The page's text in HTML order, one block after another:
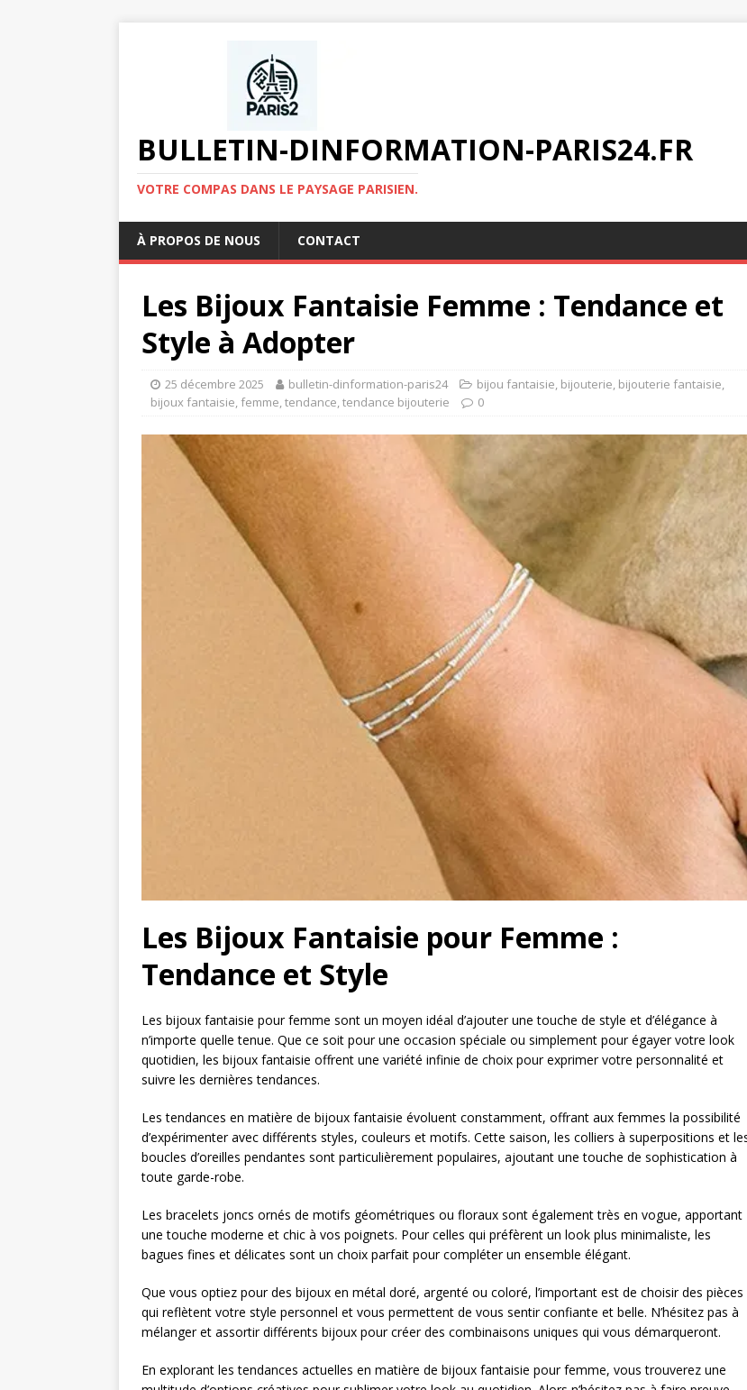
BULLETIN-DINFORMATION-PARIS24.FR
VOTRE COMPAS DANS LE PAYSAGE PARISIEN.
À PROPOS DE NOUS CONTACT
Les Bijoux Fantaisie Femme : Tendance et
Style à Adopter
25 décembre 2025 bulletin-dinformation-paris24 bijou fantaisie, bijouterie, bijouterie fantaisie,
bijoux fantaisie, femme,tendance,tendance bijouterie 0
Les Bijoux Fantaisie pour Femme :
Tendance et Style
Les bijoux fantaisie pour femme sont un moyen idéal d’ajouter une touche de style et d’élégance à
n’importe quelle tenue. Que ce soit pour une occasion spéciale ou simplement pour égayer votre look
quotidien, les bijoux fantaisie offrent une variété infinie de choix pour exprimer votre personnalité et
suivre les dernières tendances.
Les tendances en matière de bijoux fantaisie évoluent constamment, offrant aux femmes la possibilité
d’expérimenter avec différents styles, couleurs et motifs. Cette saison, les colliers à superpositions et
boucles d’oreilles pendantes sont particulièrement populaires, ajoutant une touche de sophistication à
toute garde-robe.
Les bracelets joncs ornés de motifs géométriques ou floraux sont également très en vogue, apportant
une touche moderne et chic à vos poignets. Pour celles qui préfèrent un look plus minimaliste, les
bagues fines et délicates sont un choix parfait pour compléter un ensemble élégant.
Que vous optiez pour des bijoux en métal doré, argenté ou coloré, l’important est de choisir des pièces
qui reflètent votre style personnel et vous permettent de vous sentir confiante et belle. N’hésitez pas à
mélanger et assortir différents bijoux pour créer des combinaisons uniques qui vous démarqueront.
En explorant les tendances actuelles en matière de bijoux fantaisie pour femme, vous trouverez une